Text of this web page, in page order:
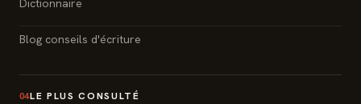
Dictionnaire
Blog conseils d'écriture
04LE PLUS CONSULTÉ